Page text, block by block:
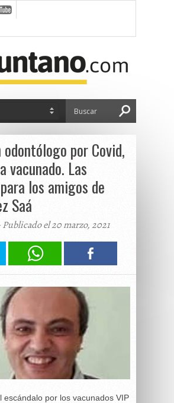
por Covid,
vacunado. Las
los amigos de
Saá
el 20 marzo, 2021
escándalo por los vacunados VIP